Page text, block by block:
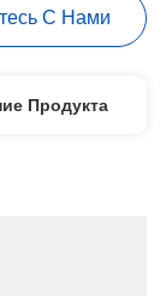
С Нами
Продукта